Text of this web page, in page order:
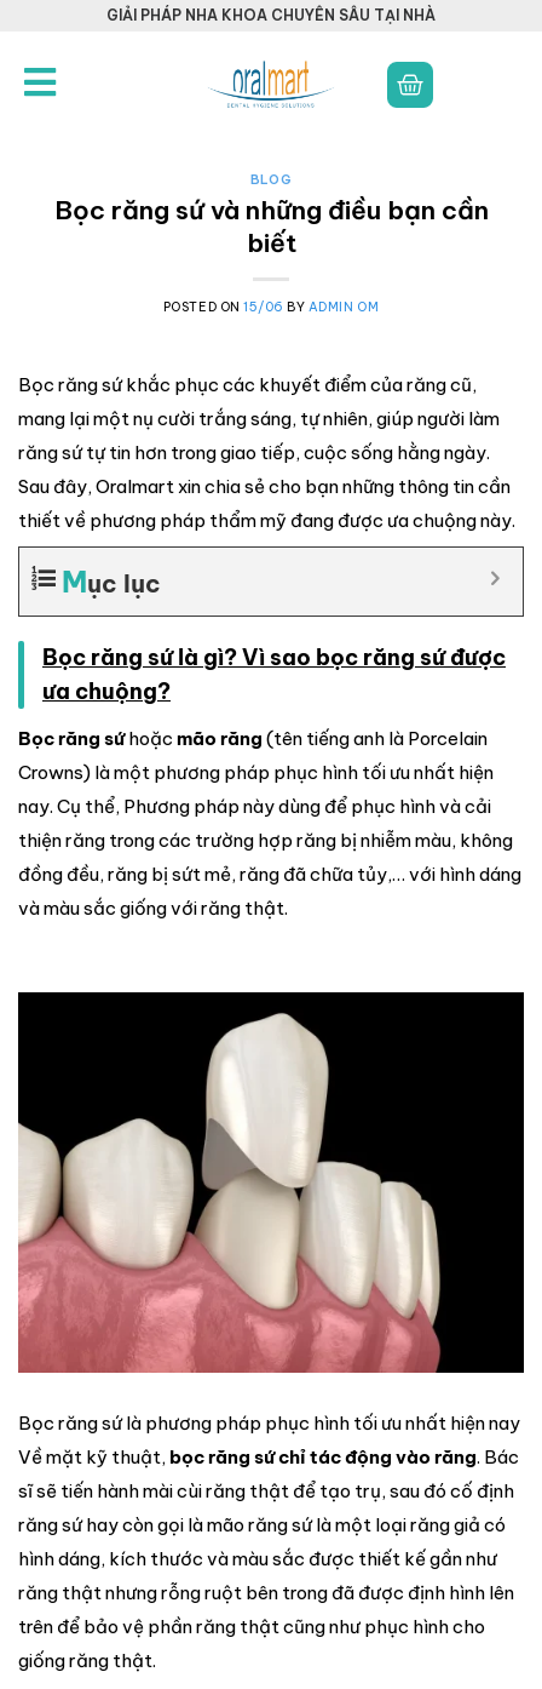
GIẢI PHÁP NHA KHOA CHUYÊN SÂU TẠI NHÀ
BLOG
Bọc răng sứ và những điều bạn cần
biết
POSTED ON15/06 BY ADMIN OM
Bọc răng sứ khắc phục các khuyết điểm của răng cũ,
mang lại một nụ cười trắng sáng, tự nhiên, giúp người làm
răng sứ tự tin hơn trong giao tiếp, cuộc sống hằng ngày.
Sau đây, Oralmart xin chia sẻ cho bạn những thông tin cần
thiết về phương pháp thẩm mỹ đang được ưa chuộng này.
Mục lục
Bọc răng sứ là gì? Vì sao bọc răng sứ được
ưa chuộng?
Bọc răng sứhoặc mão răng (tên tiếng anh là Porcelain
Crowns) là một phương pháp phục hình tối ưu nhất hiện
nay. Cụ thể, Phương pháp này dùng để phục hình và cải
thiện răng trong các trường hợp răng bị nhiễm màu, không
đồng đều, răng bị sứt mẻ, răng đã chữa tủy,… với hình dáng
và màu sắc giống với răng thật.
Bọc răng sứ là phương pháp phục hình tối ưu nhất hiện nay
Về mặt kỹ thuật, bọc răng sứ chỉ tác động vào răng. Bác
sĩ sẽ tiến hành mài cùi răng thật để tạo trụ, sau đó cố định
răng sứ hay còn gọi là mão răng sứ là một loại răng giả có
hình dáng, kích thước và màu sắc được thiết kế gần như
răng thật nhưng rỗng ruột bên trong đã được định hình lên
trên để bảo vệ phần răng thật cũng như phục hình cho
giống răng thật.